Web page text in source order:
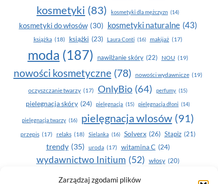
Zarządzaj zgodami plików
kosmetyki (83) kosmetyki dla mężczyzn (14)
kosmetyki do włosów (30) kosmetyki naturalne (43)
książka (18) książki (23) Laura Conti (16) makijaż (17)
moda (187) nawilżanie skóry (22) NOU (19)
nowości kosmetyczne (78) nowości wydawnicze (19)
oczyszczanie twarzy (17) OnlyBio (64) perfumy (15)
pielegnacja skóry (24) pielęgnacja (15) pielęgnacja dłoni (14)
pielęgnacja twarzy (16) pielęgnacja wlosów (91)
przepis (17) relaks (18) Sielanka (16) Solverx (26) Stapiz (21)
trendy (35) uroda (17) witamina C (24)
wydawnictwo Initium (52) włosy (20)
Yasumi(164) zdrowe zęby